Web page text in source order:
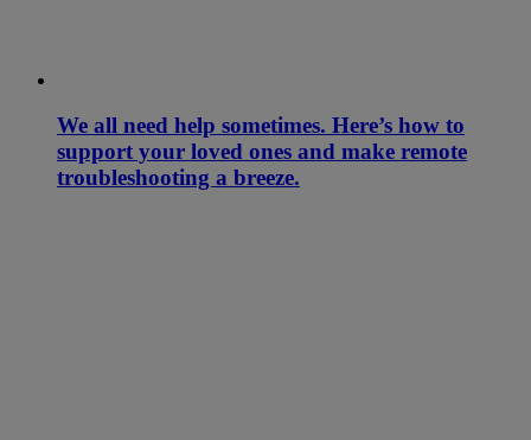
We all need help sometimes. Here’s how to
support your loved ones and make remote
troubleshooting a breeze.